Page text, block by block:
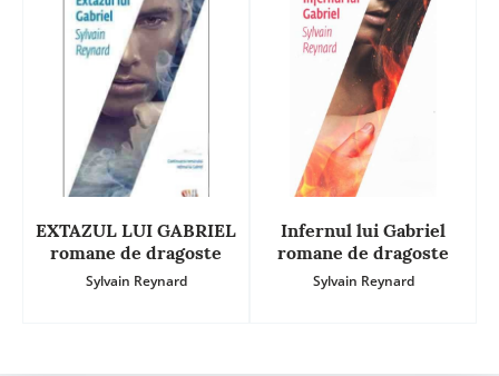
EXTAZUL LUI GABRIEL
romane de dragoste
Sylvain Reynard
Infernul lui Gabriel
romane de dragoste
Sylvain Reynard